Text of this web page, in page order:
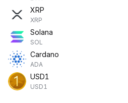
XRP
XRP
Solana
SOL
Cardano
ADA
USD1
USD1